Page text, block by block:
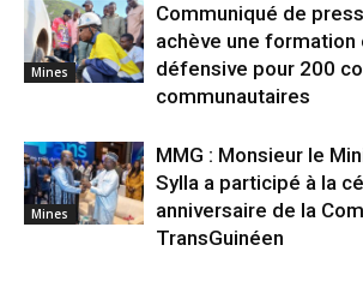
Mines
Communiqué de
achève une formation
défensive pour 200
communautaires
Mines
MMG : Monsieur le
Sylla a participé à la
anniversaire de la
TransGuinéen